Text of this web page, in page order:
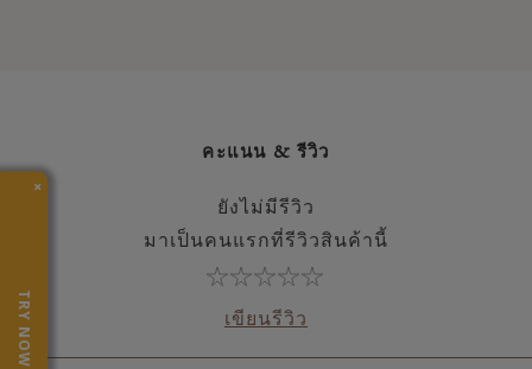
คะแนน & รีวิว
ยังไม่มีรีวิว
มาเป็นคนแรกที่รีวิวสินค้านี้
เขียนรีวิว
×
TRY NOW